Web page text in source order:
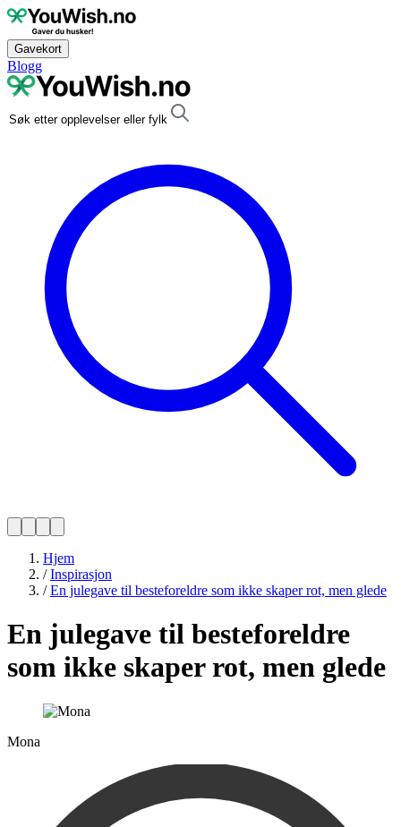
Gavekort
Blogg
Hjem
/Inspirasjon
/En julegave til besteforeldre som ikke skaper rot, men glede
En julegave til besteforeldre
som ikke skaper rot, men glede
Mona